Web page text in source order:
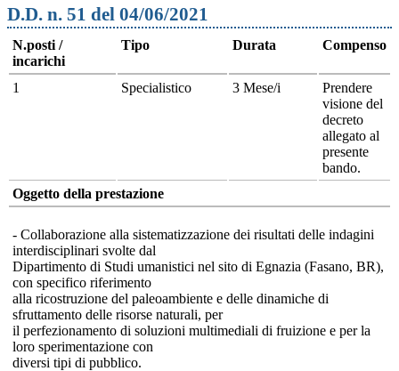
D.D. n. 51 del 04/06/2021
N.posti /
incarichi
Tipo Durata Compenso
1 Specialistico 3 Mese/i
Prendere
visione del
decreto
allegato al
presente
bando.
Oggetto della prestazione
- Collaborazione alla sistematizzazione dei risultati delle indagini
interdisciplinari svolte dal
Dipartimento di Studi umanistici nel sito di Egnazia (Fasano, BR),
con specifico riferimento
alla ricostruzione del paleoambiente e delle dinamiche di
sfruttamento delle risorse naturali, per
il perfezionamento di soluzioni multimediali di fruizione e per la
loro sperimentazione con
diversi tipi di pubblico.